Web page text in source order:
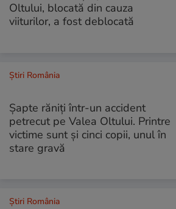
Oltului, blocată din cauza
viiturilor, a fost deblocată
Știri România
Șapte răniți într-un accident
petrecut pe Valea Oltului. Printre
victime sunt și cinci copii, unul în
stare gravă
Știri România